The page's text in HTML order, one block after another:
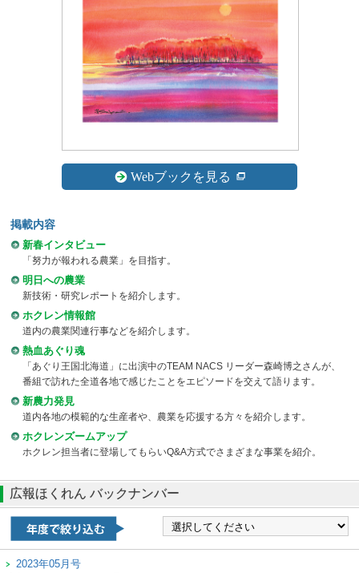
Webブックを見る
掲載内容
新春インタビュー
「努力が報われる農業」を目指す。
明日への農業
新技術・研究レポートを紹介します。
ホクレン情報館
道内の農業関連行事などを紹介します。
熱血あぐり魂
「あぐり王国北海道」に出演中のTEAM NACS リーダー森崎博之さんが、
番組で訪れた全道各地で感じたことをエピソードを交えて語ります。
新農力発見
道内各地の模範的な生産者や、農業を応援する方々を紹介します。
ホクレンズームアップ
ホクレン担当者に登場してもらいQ&A方式でさまざまな事業を紹介。
広報ほくれん バックナンバー
2023年05月号